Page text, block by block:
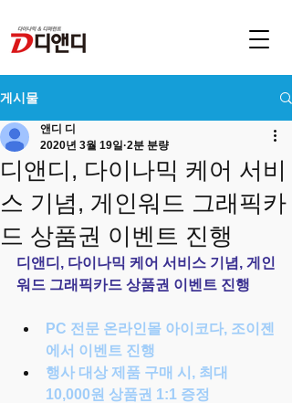
게시물
디앤디, 다이나믹 케어 서비
스 기념, 게인워드 그래픽카
드 상품권 이벤트 진행
앤디 디
2020년 3월 19일 2분 분량
디앤디, 다이나믹 케어 서비스 기념, 게인
워드 그래픽카드 상품권 이벤트 진행
PC 전문 온라인몰 아이코다, 조이젠
에서 이벤트 진행
행사 대상 제품 구매 시, 최대
10,000원 상품권 1:1 증정